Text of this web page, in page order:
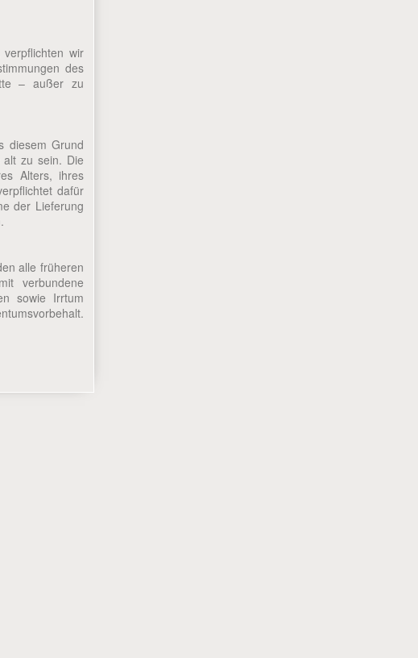
wir
des
– außer zu
diesem Grund
zu sein. Die
Alters, ihres
dafür
der Lieferung
alle früheren
verbundene
sowie Irrtum